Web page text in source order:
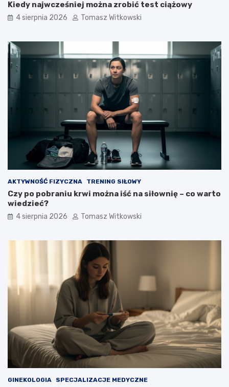
Kiedy najwcześniej można zrobić test ciążowy
4 sierpnia 2026 Tomasz Witkowski
AKTYWNOŚĆ FIZYCZNA TRENING SIŁOWY
Czy po pobraniu krwi można iść na siłownię – co warto
wiedzieć?
4 sierpnia 2026 Tomasz Witkowski
GINEKOLOGIA SPECJALIZACJE MEDYCZNE